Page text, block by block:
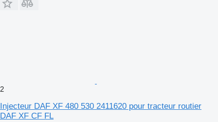
2
Injecteur DAF XF 480 530 2411620 pour tracteur routier
DAF XF CF FL